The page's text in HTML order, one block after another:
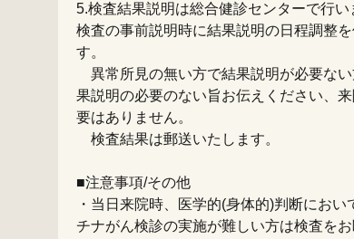
5.検査結果説明は総合健診センターで行い
検査の事前説明時に結果説明の日程調整を
す。
異常所見の無い方で結果説明が必要な
果説明の必要のない旨お伝えください、
要はありません。
検査結果は郵送いたします。
■注意事項/その他
・当日来院時、医学的(身体的)判断におい
チナがん検診の実施が難しい方は検査を